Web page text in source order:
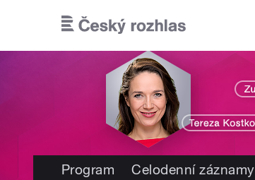
Program Celodenní záznamy